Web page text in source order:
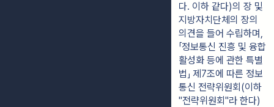
다. 이하 같다)의 장 및
지방자치단체의 장의
의견을 들어 수립하며,
「정보통신 진흥 및 융합
활성화 등에 관한 특별
법」 제7조에 따른 정보
통신 전략위원회(이하
"전략위원회"라 한다)